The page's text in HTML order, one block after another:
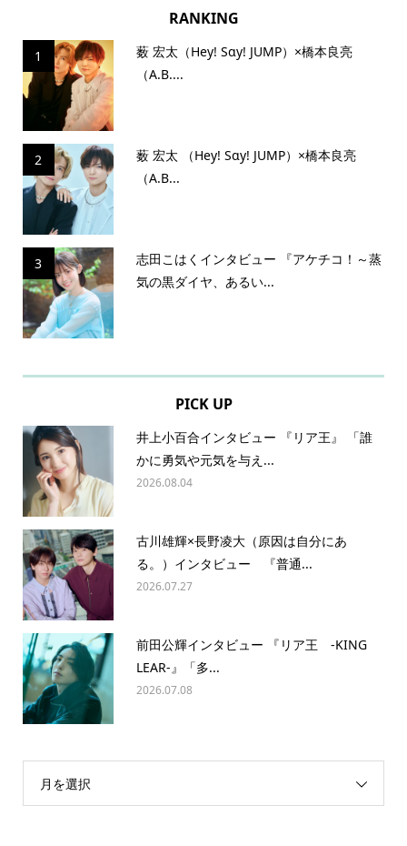
RANKING
1
薮 宏太（Hey! Sɑy! JUMP）×橋本良亮
（A.B....
2
薮 宏太 （Hey! Sɑy! JUMP）×橋本良亮
（A.B...
3
志田こはくインタビュー 『アケチコ！～蒸
気の黒ダイヤ、あるい...
PICK UP
井上小百合インタビュー 『リア王』 「誰
かに勇気や元気を与え...
2026.08.04
古川雄輝×長野凌大（原因は自分にあ
る。）インタビュー 『普通...
2026.07.27
前田公輝インタビュー 『リア王 -KING
LEAR-』「多...
2026.07.08
月を選択